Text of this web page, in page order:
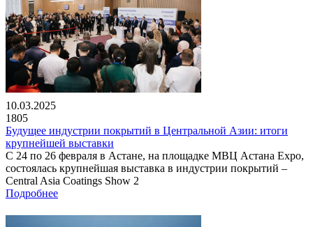
10.03.2025
1805
Будущее индустрии покрытий в Центральной Азии: итоги
крупнейшей выставки
С 24 по 26 февраля в Астане, на площадке МВЦ Астана Expo,
состоялась крупнейшая выставка в индустрии покрытий –
Central Asia Coatings Show 2
Подробнее